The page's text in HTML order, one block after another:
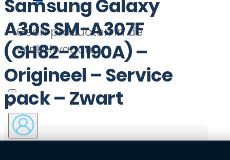
Geen producten in de
winkelwagen.
Samsung Galaxy
A30S SM-A307F
(GH82-21190A) –
Origineel – Service
pack – Zwart